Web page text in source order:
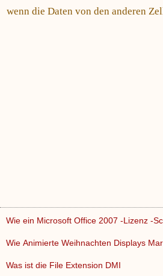
wenn die Daten von den anderen
Wie ein Microsoft Office 2007 -Lizenz -
Wie Animierte Weihnachten Displays
Was ist die File Extension DMI